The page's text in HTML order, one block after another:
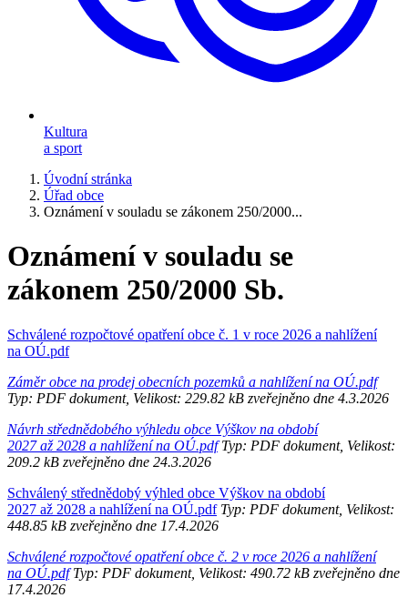
Kultura
a sport
Úvodní stránka
Úřad obce
Oznámení v souladu se zákonem 250/2000...
Oznámení v souladu se
zákonem 250/2000 Sb.
Schválené rozpočtové opatření obce č. 1 v roce 2026 a nahlížení
na OÚ.pdf
Záměr obce na prodej obecních pozemků a nahlížení na OÚ.pdf
Typ: PDF dokument, Velikost: 229.82 kB zveřejněno dne 4.3.2026
Návrh střednědobého výhledu obce Výškov na období
2027 až 2028 a nahlížení na OÚ.pdfTyp: PDF dokument, Velikost:
209.2 kB zveřejněno dne 24.3.2026
Schválený střednědobý výhled obce Výškov na období
2027 až 2028 a nahlížení na OÚ.pdfTyp: PDF dokument, Velikost:
448.85 kB zveřejněno dne 17.4.2026
Schválené rozpočtové opatření obce č. 2 v roce 2026 a nahlížení
na OÚ.pdfTyp: PDF dokument, Velikost: 490.72 kB zveřejněno dne
17.4.2026